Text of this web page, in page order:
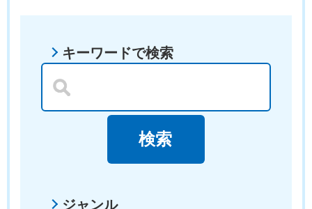
キーワードで検索
ジャンル